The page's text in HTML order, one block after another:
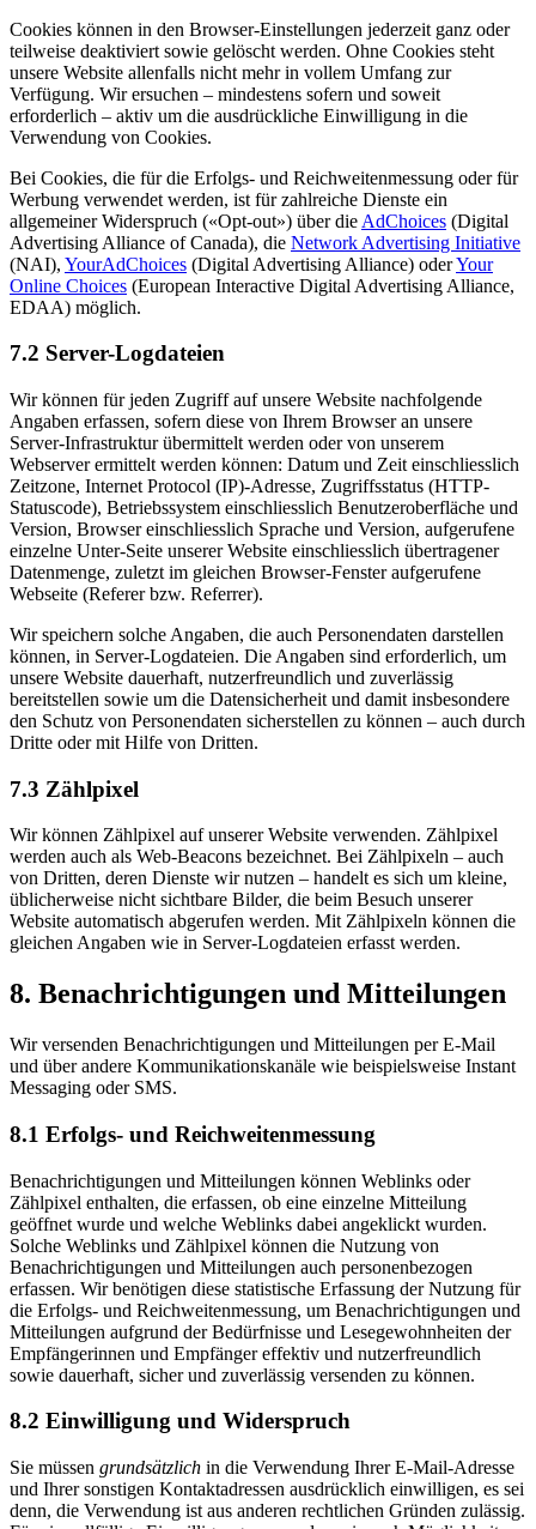
Cookies können in den Browser-Einstellungen jederzeit ganz oder
teilweise deaktiviert sowie gelöscht werden. Ohne Cookies steht
unsere Website allenfalls nicht mehr in vollem Umfang zur
Verfügung. Wir ersuchen – mindestens sofern und soweit
erforderlich – aktiv um die ausdrückliche Einwilligung in die
Verwendung von Cookies.
Bei Cookies, die für die Erfolgs- und Reichweitenmessung oder für
Werbung verwendet werden, ist für zahlreiche Dienste ein
allgemeiner Widerspruch («Opt-out») über die AdChoices (Digital
Advertising Alliance of Canada), die Network Advertising Initiative
(NAI), YourAdChoices (Digital Advertising Alliance) oderYour
Online Choices (European Interactive Digital Advertising Alliance,
EDAA) möglich.
7.2 Server-Logdateien
Wir können für jeden Zugriff auf unsere Website nachfolgende
Angaben erfassen, sofern diese von Ihrem Browser an unsere
Server-Infrastruktur übermittelt werden oder von unserem
Webserver ermittelt werden können: Datum und Zeit einschliesslich
Zeitzone, Internet Protocol (IP)-Adresse, Zugriffsstatus (HTTP-
Statuscode), Betriebssystem einschliesslich Benutzeroberfläche und
Version, Browser einschliesslich Sprache und Version, aufgerufene
einzelne Unter-Seite unserer Website einschliesslich übertragener
Datenmenge, zuletzt im gleichen Browser-Fenster aufgerufene
Webseite (Referer bzw. Referrer).
Wir speichern solche Angaben, die auch Personendaten darstellen
können, in Server-Logdateien. Die Angaben sind erforderlich, um
unsere Website dauerhaft, nutzerfreundlich und zuverlässig
bereitstellen sowie um die Datensicherheit und damit insbesondere
den Schutz von Personendaten sicherstellen zu können – auch durch
Dritte oder mit Hilfe von Dritten.
7.3 Zählpixel
Wir können Zählpixel auf unserer Website verwenden. Zählpixel
werden auch als Web-Beacons bezeichnet. Bei Zählpixeln – auch
von Dritten, deren Dienste wir nutzen – handelt es sich um kleine,
üblicherweise nicht sichtbare Bilder, die beim Besuch unserer
Website automatisch abgerufen werden. Mit Zählpixeln können die
gleichen Angaben wie in Server-Logdateien erfasst werden.
8. Benachrichtigungen und Mitteilungen
Wir versenden Benachrichtigungen und Mitteilungen per E-Mail
und über andere Kommunikationskanäle wie beispielsweise Instant
Messaging oder SMS.
8.1 Erfolgs- und Reichweitenmessung
Benachrichtigungen und Mitteilungen können Weblinks oder
Zählpixel enthalten, die erfassen, ob eine einzelne Mitteilung
geöffnet wurde und welche Weblinks dabei angeklickt wurden.
Solche Weblinks und Zählpixel können die Nutzung von
Benachrichtigungen und Mitteilungen auch personenbezogen
erfassen. Wir benötigen diese statistische Erfassung der Nutzung für
die Erfolgs- und Reichweitenmessung, um Benachrichtigungen und
Mitteilungen aufgrund der Bedürfnisse und Lesegewohnheiten der
Empfängerinnen und Empfänger effektiv und nutzerfreundlich
sowie dauerhaft, sicher und zuverlässig versenden zu können.
8.2 Einwilligung und Widerspruch
Sie müssen grundsätzlich in die Verwendung Ihrer E-Mail-Adresse
und Ihrer sonstigen Kontaktadressen ausdrücklich einwilligen, es sei
denn, die Verwendung ist aus anderen rechtlichen Gründen zulässig.